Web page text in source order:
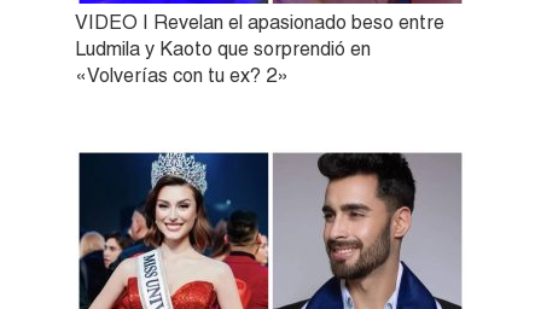
VIDEO | Revelan el apasionado beso entre
Ludmila y Kaoto que sorprendió en
«Volverías con tu ex? 2»